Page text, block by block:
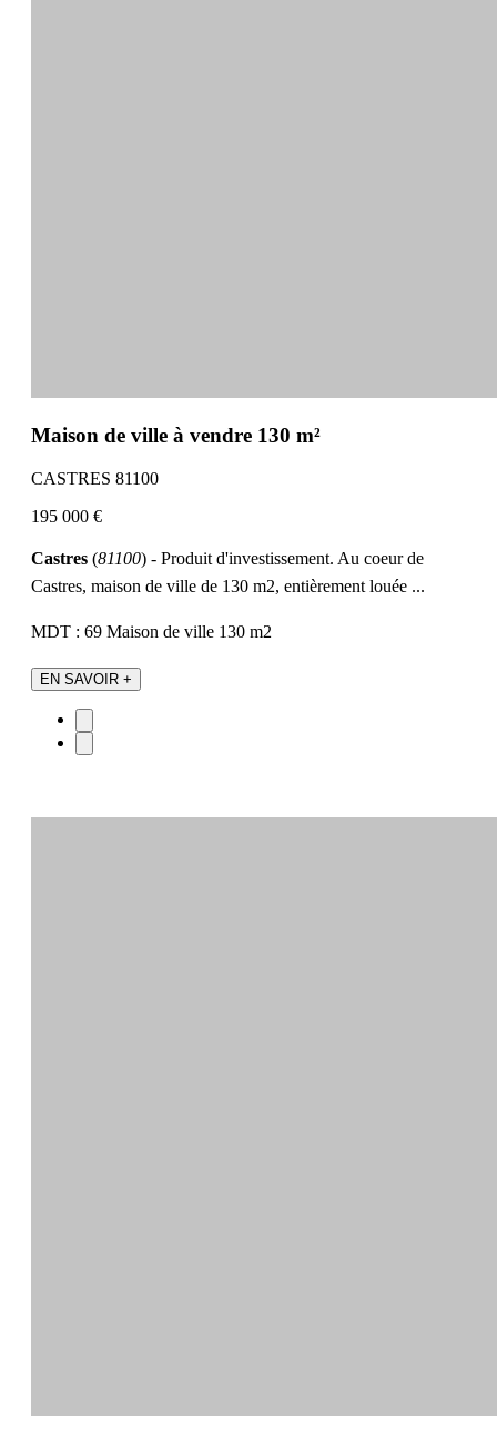
Maison de ville à vendre 130 m²
CASTRES 81100
195 000 €
Castres (81100) - Produit d'investissement. Au coeur de
Castres, maison de ville de 130 m2, entièrement louée ...
MDT : 69 Maison de ville 130 m2
EN SAVOIR +